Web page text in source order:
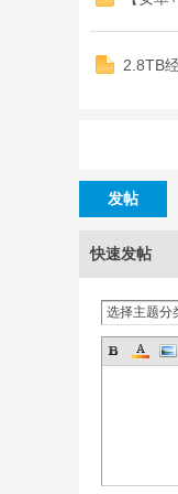
2.8TB
发帖
快速发帖
选择主题分